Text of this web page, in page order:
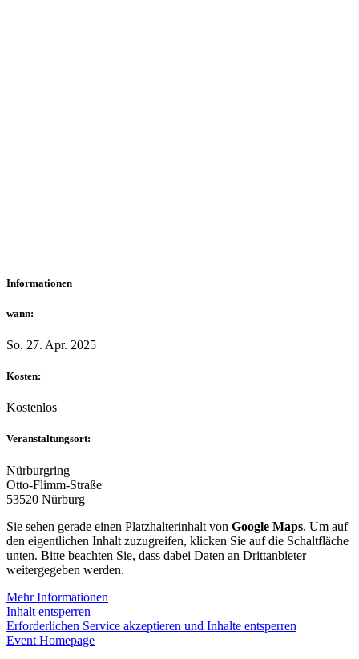
Informationen
wann:
So. 27. Apr. 2025
Kosten:
Kostenlos
Veranstaltungsort:
Nürburgring
Otto-Flimm-Straße
53520 Nürburg
Sie sehen gerade einen Platzhalterinhalt von Google Maps. Um auf
den eigentlichen Inhalt zuzugreifen, klicken Sie auf die Schaltfläche
unten. Bitte beachten Sie, dass dabei Daten an Drittanbieter
weitergegeben werden.
Mehr Informationen
Inhalt entsperren
Erforderlichen Service akzeptieren und Inhalte entsperren
Event Homepage